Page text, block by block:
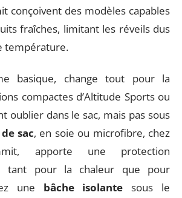
conçoivent des modèles capables
fraîches, limitant les réveils dus
température.
basique, change tout pour la
compactes d’Altitude Sports ou
oublier dans le sac, mais pas sous
sac, en soie ou microfibre, chez
apporte une protection
tant pour la chaleur que pour
une bâche isolante sous le